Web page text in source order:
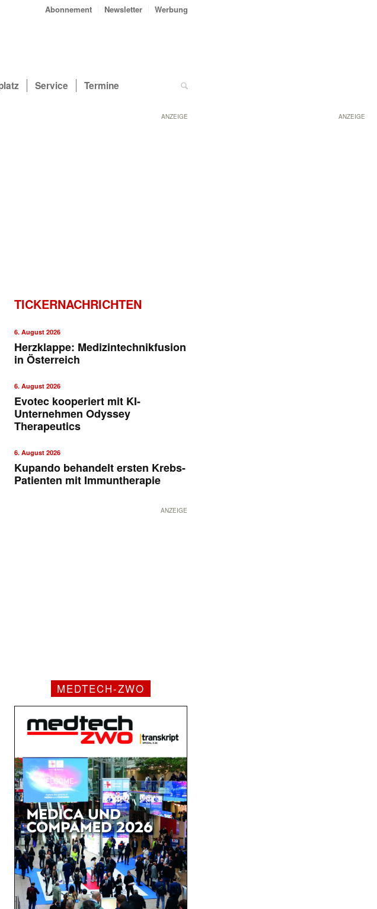
ANZEIGE
Abonnement Newsletter Werbung
Service Termine
ANZEIGE
TICKERNACHRICHTEN
6. August 2026
Herzklappe: Medizintechnikfusion
in Österreich
6. August 2026
Evotec kooperiert mit KI-
Unternehmen Odyssey
Therapeutics
6. August 2026
Kupando behandelt ersten Krebs-
Patienten mit Immuntherapie
ANZEIGE
MEDTECH-ZWO